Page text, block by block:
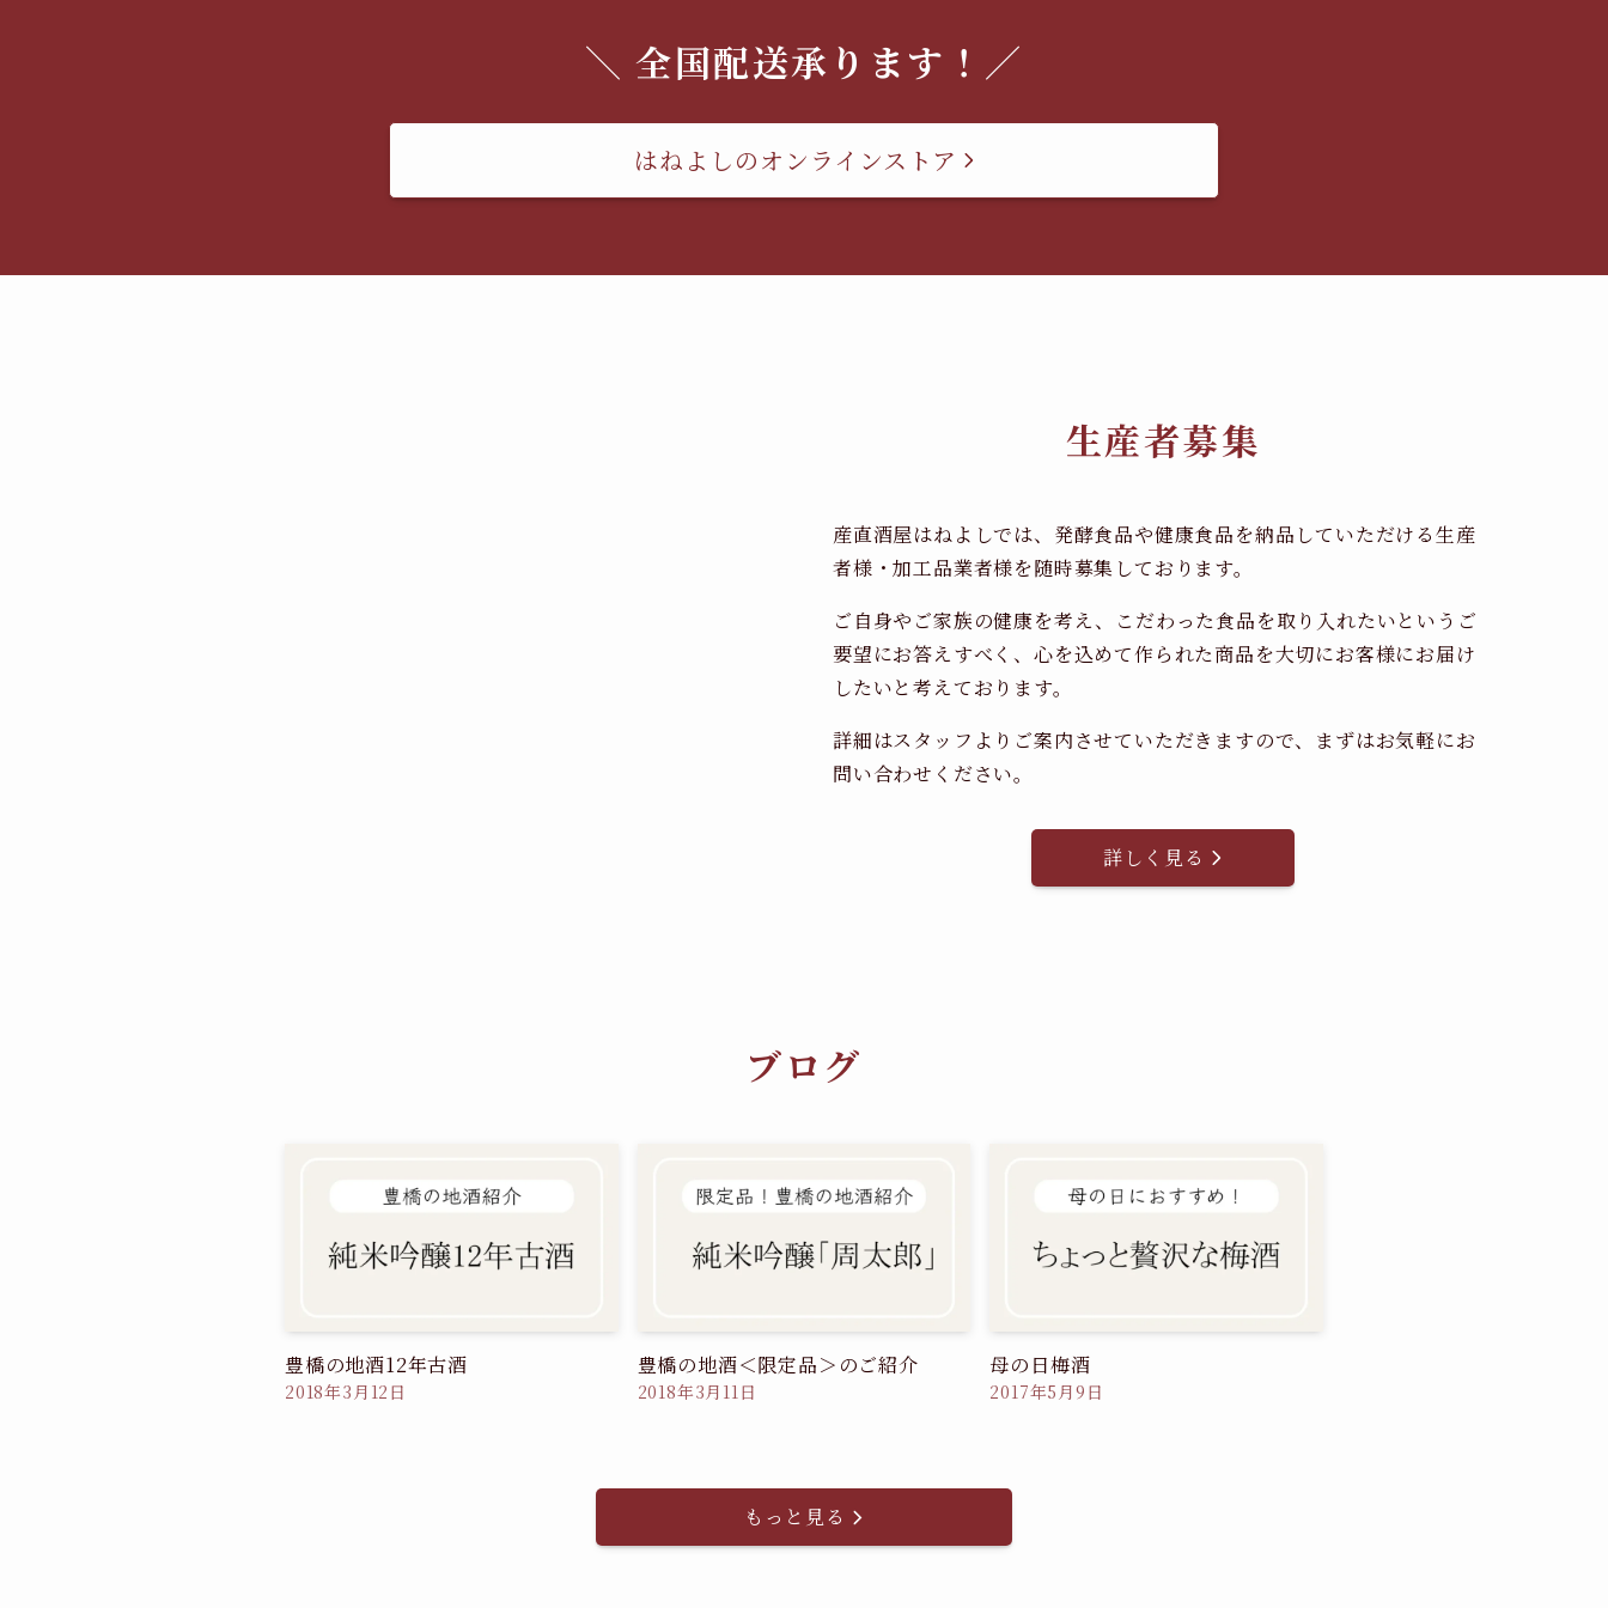
＼ 全国配送承ります！／
はねよしのオンラインストア
生産者募集
産直酒屋はねよしでは、発酵食品や健康食品を納品していただける生産
者様・加工品業者様を随時募集しております。
ご自身やご家族の健康を考え、こだわった食品を取り入れたいというご
要望にお答えすべく、心を込めて作られた商品を大切にお客様にお届け
したいと考えております。
詳細はスタッフよりご案内させていただきますので、まずはお気軽にお
問い合わせください。
詳しく見る
ブログ
豊橋の地酒12年古酒
2018年3月12日
豊橋の地酒＜限定品＞のご紹介
2018年3月11日
母の日梅酒
2017年5月9日
もっと見る